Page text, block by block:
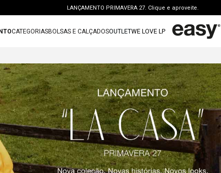
LANÇAMENTO PRIMAVERA 27. Clique e aproveite.
PERSONAL SHOPPER | garanta benefícios exclusivos. CONSULTAR >
FRETE GRÁTIS | a partir de R$ 699. APROVEITAR >
LANÇAMENTO PRIMAVERA 27. Clique e aproveite.
CATEGORIASBOLSAS E CALÇADOSOUTLETWE LOVE LP
2º
bolsa
3º
calca jeans
4º
blusa
5º
calca
6º
bota
7º
vestido curto